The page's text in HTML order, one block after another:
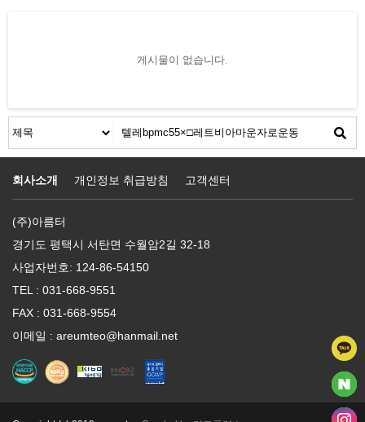
게시물이 없습니다.
회사소개 개인정보 취급방침 고객센터
(주)아름터
경기도 평택시 서탄면 수월암2길 32-18
사업자번호: 124-86-54150
TEL : 031-668-9551
FAX : 031-668-9554
이메일 : areumteo@hanmail.net